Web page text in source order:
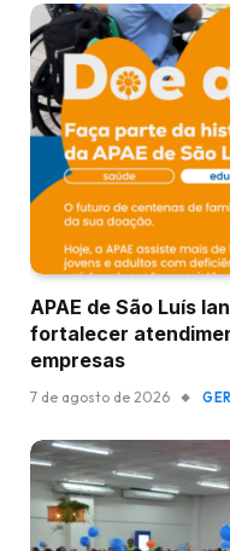
APAE de São Luís
fortalecer
empresas
7 de agosto de 2026